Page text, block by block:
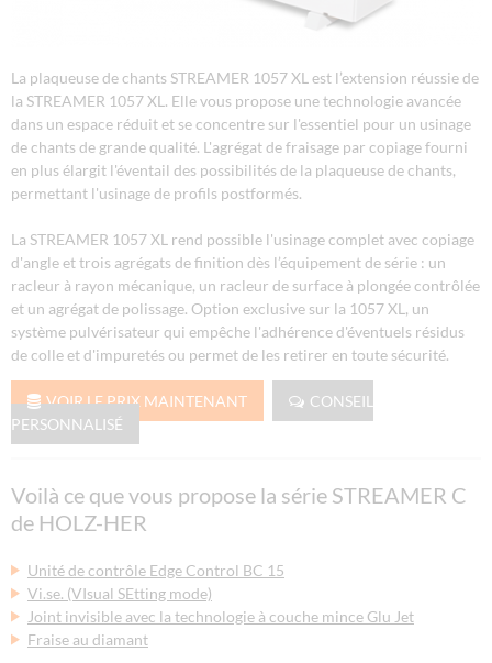
La plaqueuse de chants STREAMER 1057 XL est l’extension réussie de
la STREAMER 1057 XL. Elle vous propose une technologie avancée
dans un espace réduit et se concentre sur l'essentiel pour un usinage
de chants de grande qualité. L'agrégat de fraisage par copiage fourni
en plus élargit l'éventail des possibilités de la plaqueuse de chants,
permettant l'usinage de profils postformés.
La STREAMER 1057 XL rend possible l'usinage complet avec copiage
d'angle et trois agrégats de finition dès l’équipement de série : un
racleur à rayon mécanique, un racleur de surface à plongée contrôlée
et un agrégat de polissage. Option exclusive sur la 1057 XL, un
système pulvérisateur qui empêche l'adhérence d'éventuels résidus
de colle et d'impuretés ou permet de les retirer en toute sécurité.
VOIR LE PRIX MAINTENANT
CONSEIL
PERSONNALISÉ
Voilà ce que vous propose la série STREAMER C
de HOLZ-HER
Unité de contrôle Edge Control BC 15
Vi.se. (VIsual SEtting mode)
Joint invisible avec la technologie à couche mince Glu Jet
Fraise au diamant